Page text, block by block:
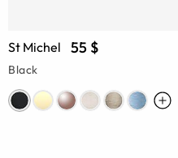
St Michel 55 $
Black